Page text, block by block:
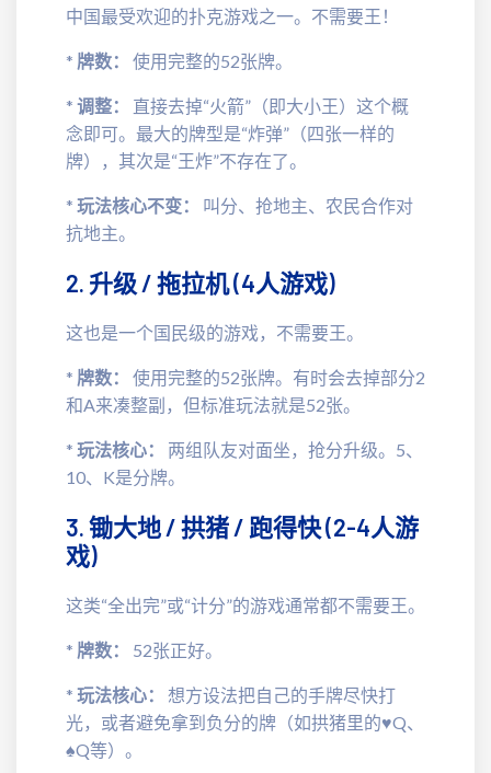
中国最受欢迎的扑克游戏之一。不需要王！
* 牌数： 使用完整的52张牌。
* 调整：
直接去掉“火箭”（即大小王）这个概
念即可。最大的牌型是“炸弹”（四张一样的
牌），其次是“王炸”不存在了。
* 玩法核心不变：
叫分、抢地主、农民合作对
抗地主。
2. 升级 / 拖拉机 (4人游戏)
这也是一个国民级的游戏，不需要王。
* 牌数：
使用完整的52张牌。有时会去掉部分2
和A来凑整副，但标准玩法就是52张。
* 玩法核心：
两组队友对面坐，抢分升级。5、
10、K是分牌。
3. 锄大地 / 拱猪 / 跑得快 (2-4人游
戏)
这类“全出完”或“计分”的游戏通常都不需要王。
* 牌数： 52张正好。
* 玩法核心：
想方设法把自己的手牌尽快打
光，或者避免拿到负分的牌（如拱猪里的♥Q、
♠Q等）。